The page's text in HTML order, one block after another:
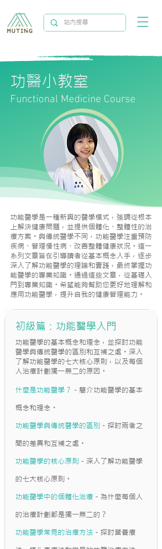
功醫小教室
Functional Medicine Course
功能醫學是一種新興的醫學模式，強調從根本
上解決健康問題，並提供個體化、整體性的治
療方案。與傳統醫學不同，功能醫學注重預防
疾病、管理慢性病、改善整體健康狀況。這一
系列文章旨在引導讀者從基本概念入手，逐步
深入了解功能醫學的理論和實踐，最終掌握功
能醫學的專業知識。通過這些文章，從基礎入
門到專業知識。希望能夠幫助您更好地理解和
應用功能醫學，提升自我的健康管理能力。
初級篇：功能醫學入門​
功能醫學的基本概念和理念，並探討功能
醫學與傳統醫學的區別和互補之處。深入
了解功能醫學的七大核心原則，以及每個
人治療計劃獨一無二的原因。
什麼是功能醫學？ - 簡介功能醫學的基本
概念和理念。
功能醫學與傳統醫學的區別 - 探討兩者之
間的差異和互補之處。
功能醫學的核心原則 - 深入了解功能醫學
的七大核心原則。
功能醫學中的個體化治療 - 為什麼每個人
的治療計劃都是獨一無二的？
功能醫學常見的治療方法 - 探討營養療